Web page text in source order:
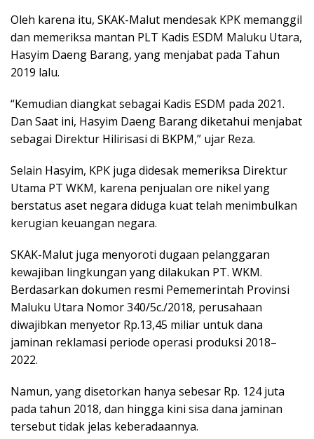
Oleh karena itu, SKAK-Malut mendesak KPK memanggil
dan memeriksa mantan PLT Kadis ESDM Maluku Utara,
Hasyim Daeng Barang, yang menjabat pada Tahun
2019 lalu.
“Kemudian diangkat sebagai Kadis ESDM pada 2021.
Dan Saat ini, Hasyim Daeng Barang diketahui menjabat
sebagai Direktur Hilirisasi di BKPM,” ujar Reza.
Selain Hasyim, KPK juga didesak memeriksa Direktur
Utama PT WKM, karena penjualan ore nikel yang
berstatus aset negara diduga kuat telah menimbulkan
kerugian keuangan negara.
SKAK-Malut juga menyoroti dugaan pelanggaran
kewajiban lingkungan yang dilakukan PT. WKM.
Berdasarkan dokumen resmi Pememerintah Provinsi
Maluku Utara Nomor 340/5c./2018, perusahaan
diwajibkan menyetor Rp.13,45 miliar untuk dana
jaminan reklamasi periode operasi produksi 2018–
2022.
Namun, yang disetorkan hanya sebesar Rp. 124 juta
pada tahun 2018, dan hingga kini sisa dana jaminan
tersebut tidak jelas keberadaannya.